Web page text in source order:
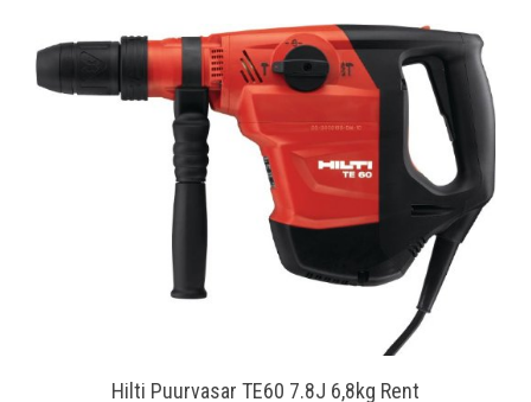
Hilti Puurvasar TE60 7.8J 6,8kg Rent